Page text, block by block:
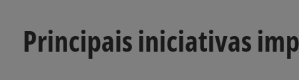
Principais iniciativas